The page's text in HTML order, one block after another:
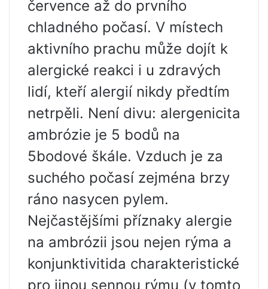
července až do prvního
chladného počasí. V místech
aktivního prachu může dojít k
alergické reakci i u zdravých
lidí, kteří alergií nikdy předtím
netrpěli. Není divu: alergenicita
ambrózie je 5 bodů na
5bodové škále. Vzduch je za
suchého počasí zejména brzy
ráno nasycen pylem.
Nejčastějšími příznaky alergie
na ambrózii jsou nejen rýma a
konjunktivitida charakteristické
pro jinou sennou rýmu (v tomto